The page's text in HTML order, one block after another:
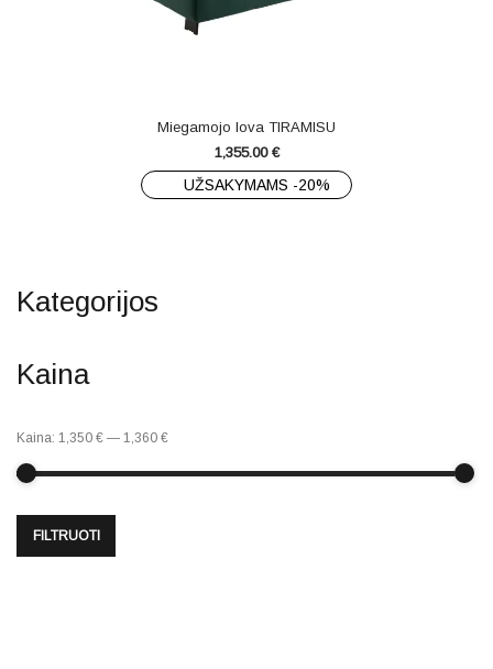
Miegamojo lova TIRAMISU
1,355.00 €
UŽSAKYMAMS -20%
Kategorijos
Kaina
FILTRUOTI
Kaina: 1,350 € — 1,360 €